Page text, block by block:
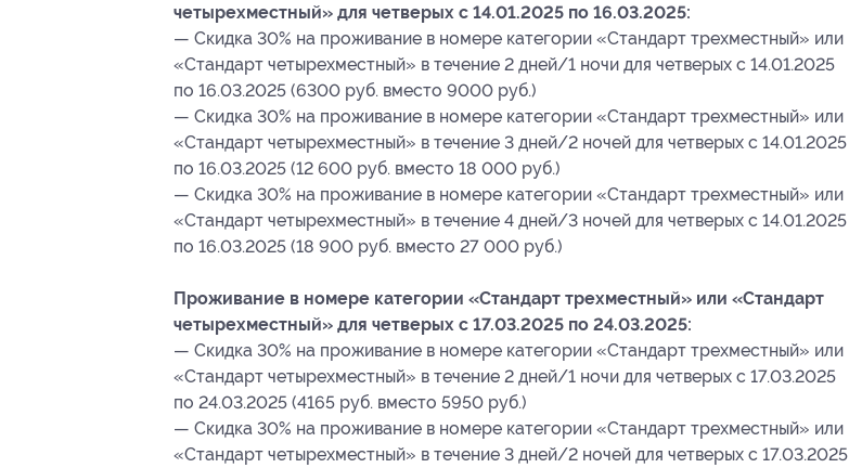
четырехместный» для четверых с 14.01.2025 по 16.03.2025:
— Скидка 30% на проживание в номере категории «Стандарт трехместный» или
«Стандарт четырехместный» в течение 2 дней/1 ночи для четверых с 14.01.2025
по 16.03.2025 (6300 руб. вместо 9000 руб.)
— Скидка 30% на проживание в номере категории «Стандарт трехместный» или
«Стандарт четырехместный» в течение 3 дней/2 ночей для четверых с 14.01.2025
по 16.03.2025 (12 600 руб. вместо 18 000 руб.)
— Скидка 30% на проживание в номере категории «Стандарт трехместный» или
«Стандарт четырехместный» в течение 4 дней/3 ночей для четверых с 14.01.2025
по 16.03.2025 (18 900 руб. вместо 27 000 руб.)
Проживание в номере категории «Стандарт трехместный» или «Стандарт
четырехместный» для четверых с 17.03.2025 по 24.03.2025:
— Скидка 30% на проживание в номере категории «Стандарт трехместный» или
«Стандарт четырехместный» в течение 2 дней/1 ночи для четверых с 17.03.2025
по 24.03.2025 (4165 руб. вместо 5950 руб.)
— Скидка 30% на проживание в номере категории «Стандарт трехместный» или
«Стандарт четырехместный» в течение 3 дней/2 ночей для четверых с 17.03.2025